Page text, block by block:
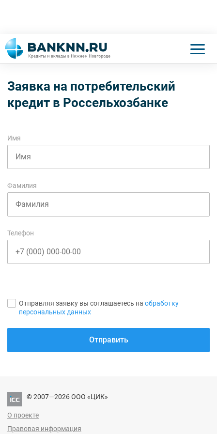
Заявка на потребительский
кредит в Россельхозбанке
Имя
Фамилия
Телефон
Отправляя заявку вы соглашаетесь на обработку
персональных данных
Отправить
© 2007—2026 ООО «ЦИК»
О проекте
Правовая информация